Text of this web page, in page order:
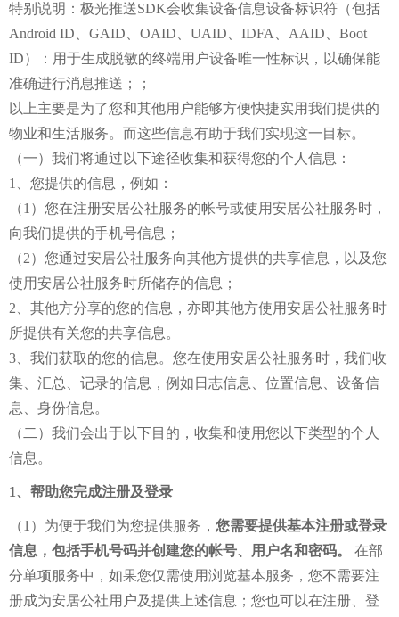
特别说明：极光推送SDK会收集设备信息设备标识符（包括
Android ID、GAID、OAID、UAID、IDFA、AAID、Boot
ID）：用于生成脱敏的终端用户设备唯一性标识，以确保能
准确进行消息推送；；
以上主要是为了您和其他用户能够方便快捷实用我们提供的
物业和生活服务。而这些信息有助于我们实现这一目标。
（一）我们将通过以下途径收集和获得您的个人信息：
1、您提供的信息，例如：
（1）您在注册安居公社服务的帐号或使用安居公社服务时，
向我们提供的手机号信息；
（2）您通过安居公社服务向其他方提供的共享信息，以及您
使用安居公社服务时所储存的信息；
2、其他方分享的您的信息，亦即其他方使用安居公社服务时
所提供有关您的共享信息。
3、我们获取的您的信息。您在使用安居公社服务时，我们收
集、汇总、记录的信息，例如日志信息、位置信息、设备信
息、身份信息。
（二）我们会出于以下目的，收集和使用您以下类型的个人
信息。
1、帮助您完成注册及登录
（1）为便于我们为您提供服务， 您需要提供基本注册或登录
信息，包括手机号码并创建您的帐号、用户名和密码。
在部
分单项服务中，如果您仅需使用浏览基本服务，您不需要注
册成为安居公社用户及提供上述信息；您也可以在注册、登